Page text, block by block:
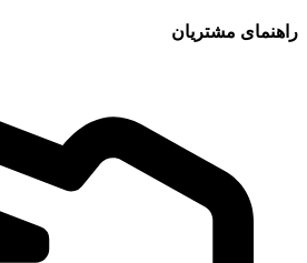
راهنمای مشتریان